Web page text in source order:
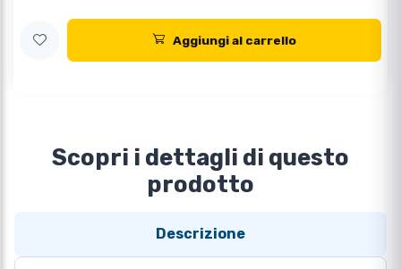
Aggiungi al carrello
Scopri i dettagli di questo
prodotto
Descrizione